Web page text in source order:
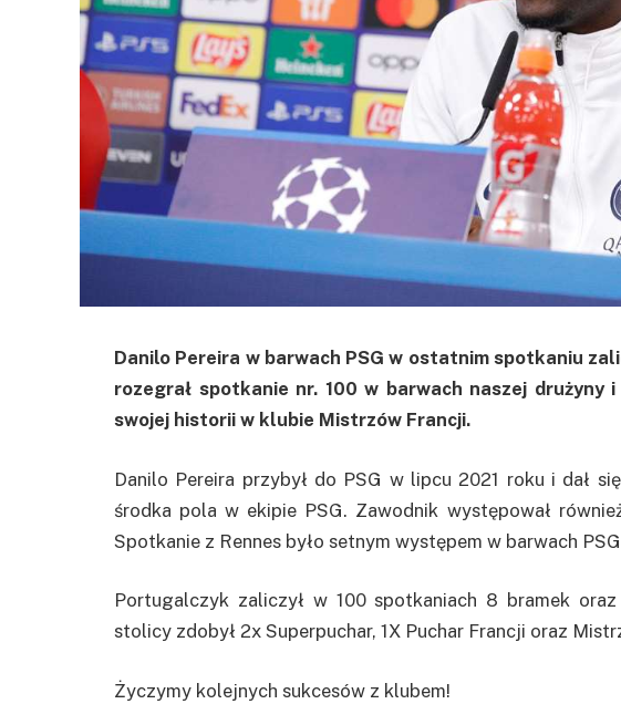
Danilo Pereira w barwach PSG w ostatnim spotkaniu
rozegrał spotkanie nr. 100 w barwach naszej drużyny
swojej historii w klubie Mistrzów Francji.
Danilo Pereira przybył do PSG w lipcu 2021 roku i dał
środka pola w ekipie PSG. Zawodnik występował
Spotkanie z Rennes było setnym występem w barwach
Portugalczyk zaliczył w 100 spotkaniach 8 bramek
stolicy zdobył 2x Superpuchar, 1X Puchar Francji oraz
Życzymy kolejnych sukcesów z klubem!